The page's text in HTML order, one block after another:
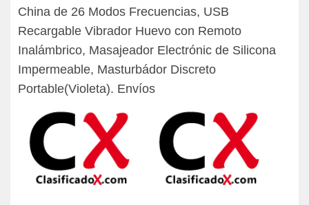
China de 26 Modos Frecuencias, USB
Recargable Vibrador Huevo con Remoto
Inalámbrico, Masajeador Electrónic de Silicona
Impermeable, Masturbádor Discreto
Portable(Violeta). Envíos